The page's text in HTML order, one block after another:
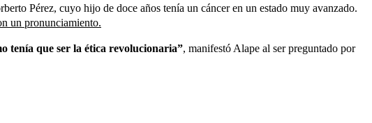
Pérez, cuyo hijo de doce años tenía un cáncer en un estado muy avanzado.
un pronunciamiento.
tenía que ser la ética revolucionaria”, manifestó Alape al ser preguntado por